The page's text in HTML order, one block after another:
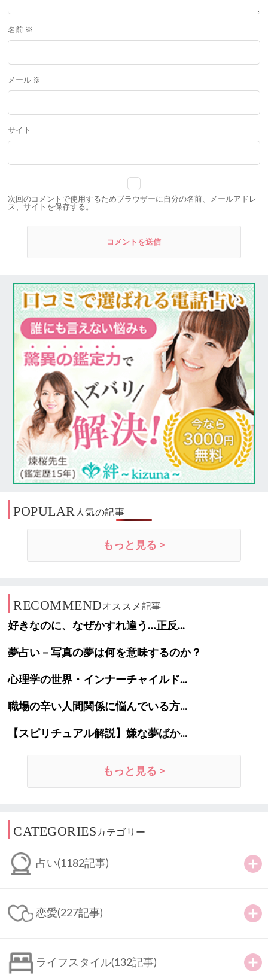
名前 ※
メール ※
サイト
次回のコメントで使用するためブラウザーに自分の名前、メールアドレ
ス、サイトを保存する。
POPULAR 人気の記事
もっと見る >
RECOMMENDオススメ記事
好きなのに、なぜかすれ違う…正反...
夢占い－写真の夢は何を意味するのか？
心理学の世界・インナーチャイルド...
職場の辛い人間関係に悩んでいる方...
【スピリチュアル解説】嫌な夢ばか...
もっと見る >
CATEGORIESカテゴリー
占い(1182記事)
恋愛(227記事)
ライフスタイル(132記事)